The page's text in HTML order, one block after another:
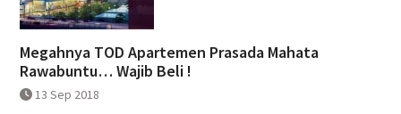
Megahnya TOD Apartemen Prasada Mahata
Rawabuntu… Wajib Beli !
13 Sep 2018